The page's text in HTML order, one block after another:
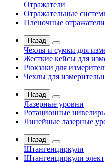
Отражатели
Отражательные
Пленочные отражатели
Назад
Чехлы и сумки для
Жесткие кейсы для
Рюкзаки для
Чехлы для
Назад
Лазерные уровни
Ротационные
Линейные лазерные
Назад
Штангенциркули
Штангенциркули